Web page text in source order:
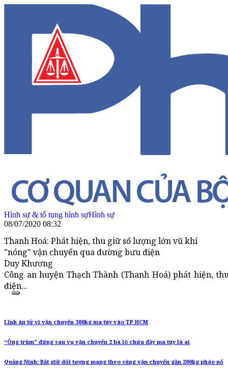
Hình sự & tố tụng hình sựHình sự
08/07/2020 08:32
Thanh Hoá: Phát hiện, thu giữ số lượng lớn vũ khí
"nóng" vận chuyển qua đường bưu điện
Duy Khương
Công an huyện Thạch Thành (Thanh Hoá) phát hiện,
điện...
Lĩnh án tử vì vận chuyển 300kg ma túy vào TP HCM
“Ông trùm” đứng sau vụ vận chuyển 2 ba lô chứa đầy ma túy là ai
Quảng Ninh: Bắt giữ đối tượng mang theo súng vận chuyển gần 200kg pháo nổ